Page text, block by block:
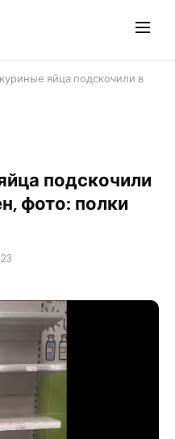
яйца подскочили в
подскочили
фото: полки